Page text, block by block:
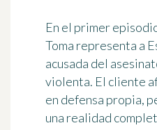
En el primer
Toma representa a
acusada del
violenta. El cliente
en defensa propia,
una realidad